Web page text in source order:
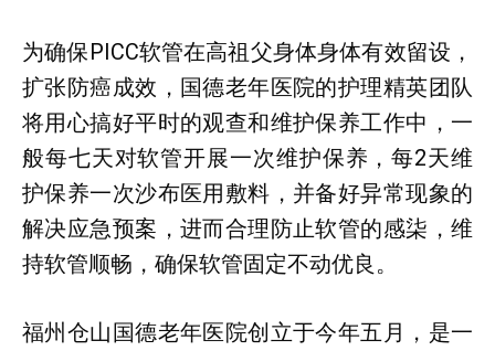
为确保PICC软管在高祖父身体身体有效留设，
扩张防癌成效，国德老年医院的护理精英团队
将用心搞好平时的观查和维护保养工作中，一
般每七天对软管开展一次维护保养，每2天维
护保养一次沙布医用敷料，并备好异常现象的
解决应急预案，进而合理防止软管的感柒，维
持软管顺畅，确保软管固定不动优良。
福州仓山国德老年医院创立于今年五月，是一